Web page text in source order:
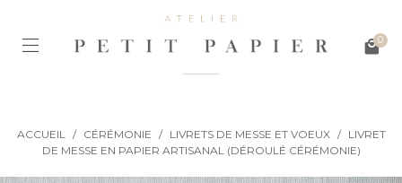
0
ACCUEIL / CÉRÉMONIE / LIVRETS DE MESSE ET VOEUX /
LIVRET
DE MESSE EN PAPIER ARTISANAL (DÉROULÉ CÉRÉMONIE)